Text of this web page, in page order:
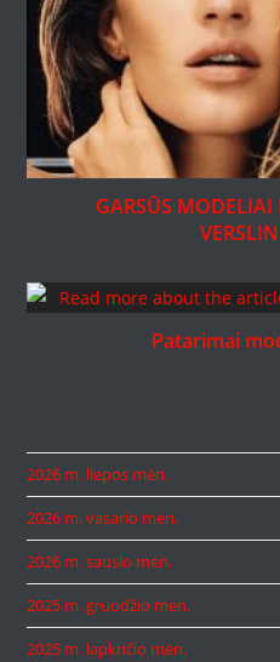
GARSŪS
Patarimai
2026 m. liepos mėn.
2026 m. vasario mėn.
2026 m. sausio mėn.
2025 m. gruodžio mėn.
2025 m. lapkričio mėn.